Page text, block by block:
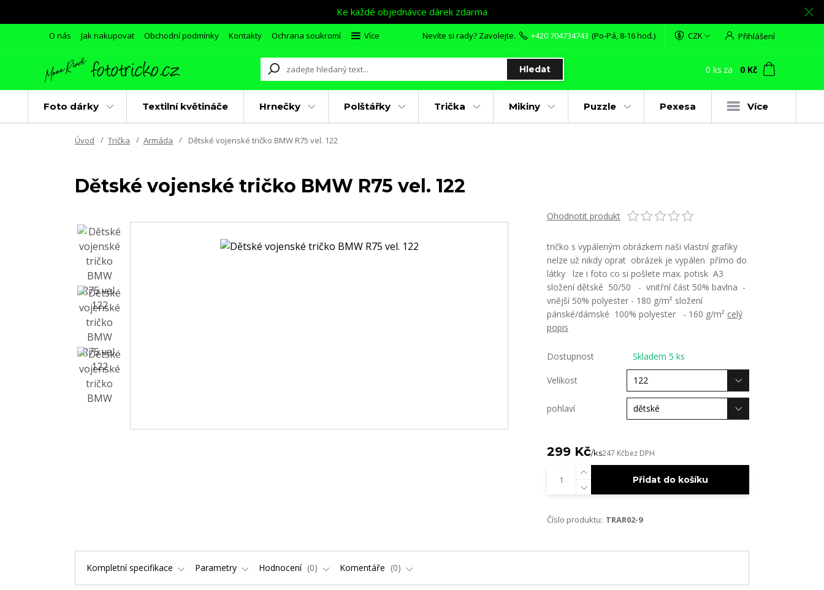
Ke každé objednávce dárek zdarma
O nás Jak nakupovat Obchodní podmínky Kontakty Ochrana soukromí Více CZK Přihlášení
Hledat
Nevíte si rady? Zavolejte. +420 704734743 (Po-Pá, 8-16 hod.)
0 ks za 0 Kč
Foto dárky Textilní květináče Hrnečky Polštářky Trička Mikiny Puzzle Pexesa Více
Úvod Trička Armáda Dětské vojenské tričko BMW R75 vel. 122
Dětské vojenské tričko BMW R75 vel. 122
Ohodnotit produkt
tričko s vypáleným obrázkem naši vlastní grafiky
nelze už nikdy oprat obrázek je vypálen přímo do
látky lze i foto co si pošlete max. potisk A3
složení dětské 50/50 - vnitřní část 50% bavlna -
vnější 50% polyester - 180 g/m² složení
pánské/dámské 100% polyester - 160 g/m² celý
popis
Dostupnost Skladem 5 ks
Velikost
pohlaví
299 Kč/ks247 Kčbez DPH
Přidat do košíku
Číslo produktu: TRAR02-9
Kompletní specifikace Parametry Hodnocení 0 Komentáře 0